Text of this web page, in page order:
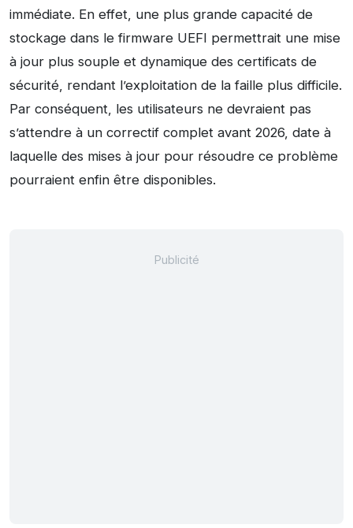
immédiate. En effet, une plus grande capacité de
stockage dans le firmware UEFI permettrait une mise
à jour plus souple et dynamique des certificats de
sécurité, rendant l’exploitation de la faille plus difficile.
Par conséquent, les utilisateurs ne devraient pas
s’attendre à un correctif complet avant 2026, date à
laquelle des mises à jour pour résoudre ce problème
pourraient enfin être disponibles.